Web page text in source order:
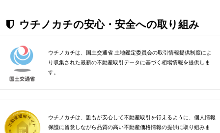
ウチノカチの安心・安全への取り組み
ウチノカチは、国土交通省 土地鑑定委員会の取引情報提供制度によ
り収集された最新の不動産取引データに基づく相場情報を提供しま
す。
ウチノカチは、誰もが安心して不動産取引を行えるように、個人情報
保護に留意しながら品質の高い不動産価格情報の提供に取り組みま